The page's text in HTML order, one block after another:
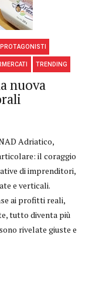
PROTAGONISTI
TRENDING
nuova
Adriatico,
il coraggio
di imprenditori,
e verticali.
ai profitti reali,
tutto diventa più
rivelate giuste e